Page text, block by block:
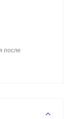
после